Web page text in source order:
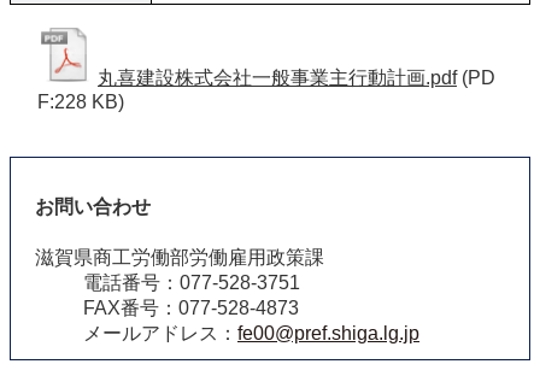
丸喜建設株式会社一般事業主行動計画.pdf (PD
F:228 KB)
お問い合わせ
滋賀県商工労働部労働雇用政策課
電話番号：077-528-3751
FAX番号：077-528-4873
メールアドレス： fe00@pref.shiga.lg.jp